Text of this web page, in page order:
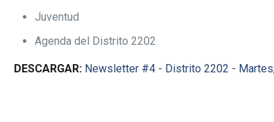
Juventud
Agenda del Distrito 2202
DESCARGAR: Newsletter #4 - Distrito 2202 -